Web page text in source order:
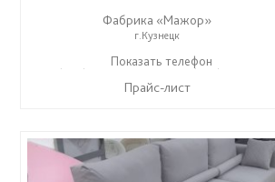
Фабрика «Мажор»
г.Кузнецк
+7 (999) 611-98-99 ☎+7 (999) 610-99-95
Показать телефон
Прайс-лист